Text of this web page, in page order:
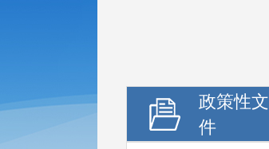
政策性文
件